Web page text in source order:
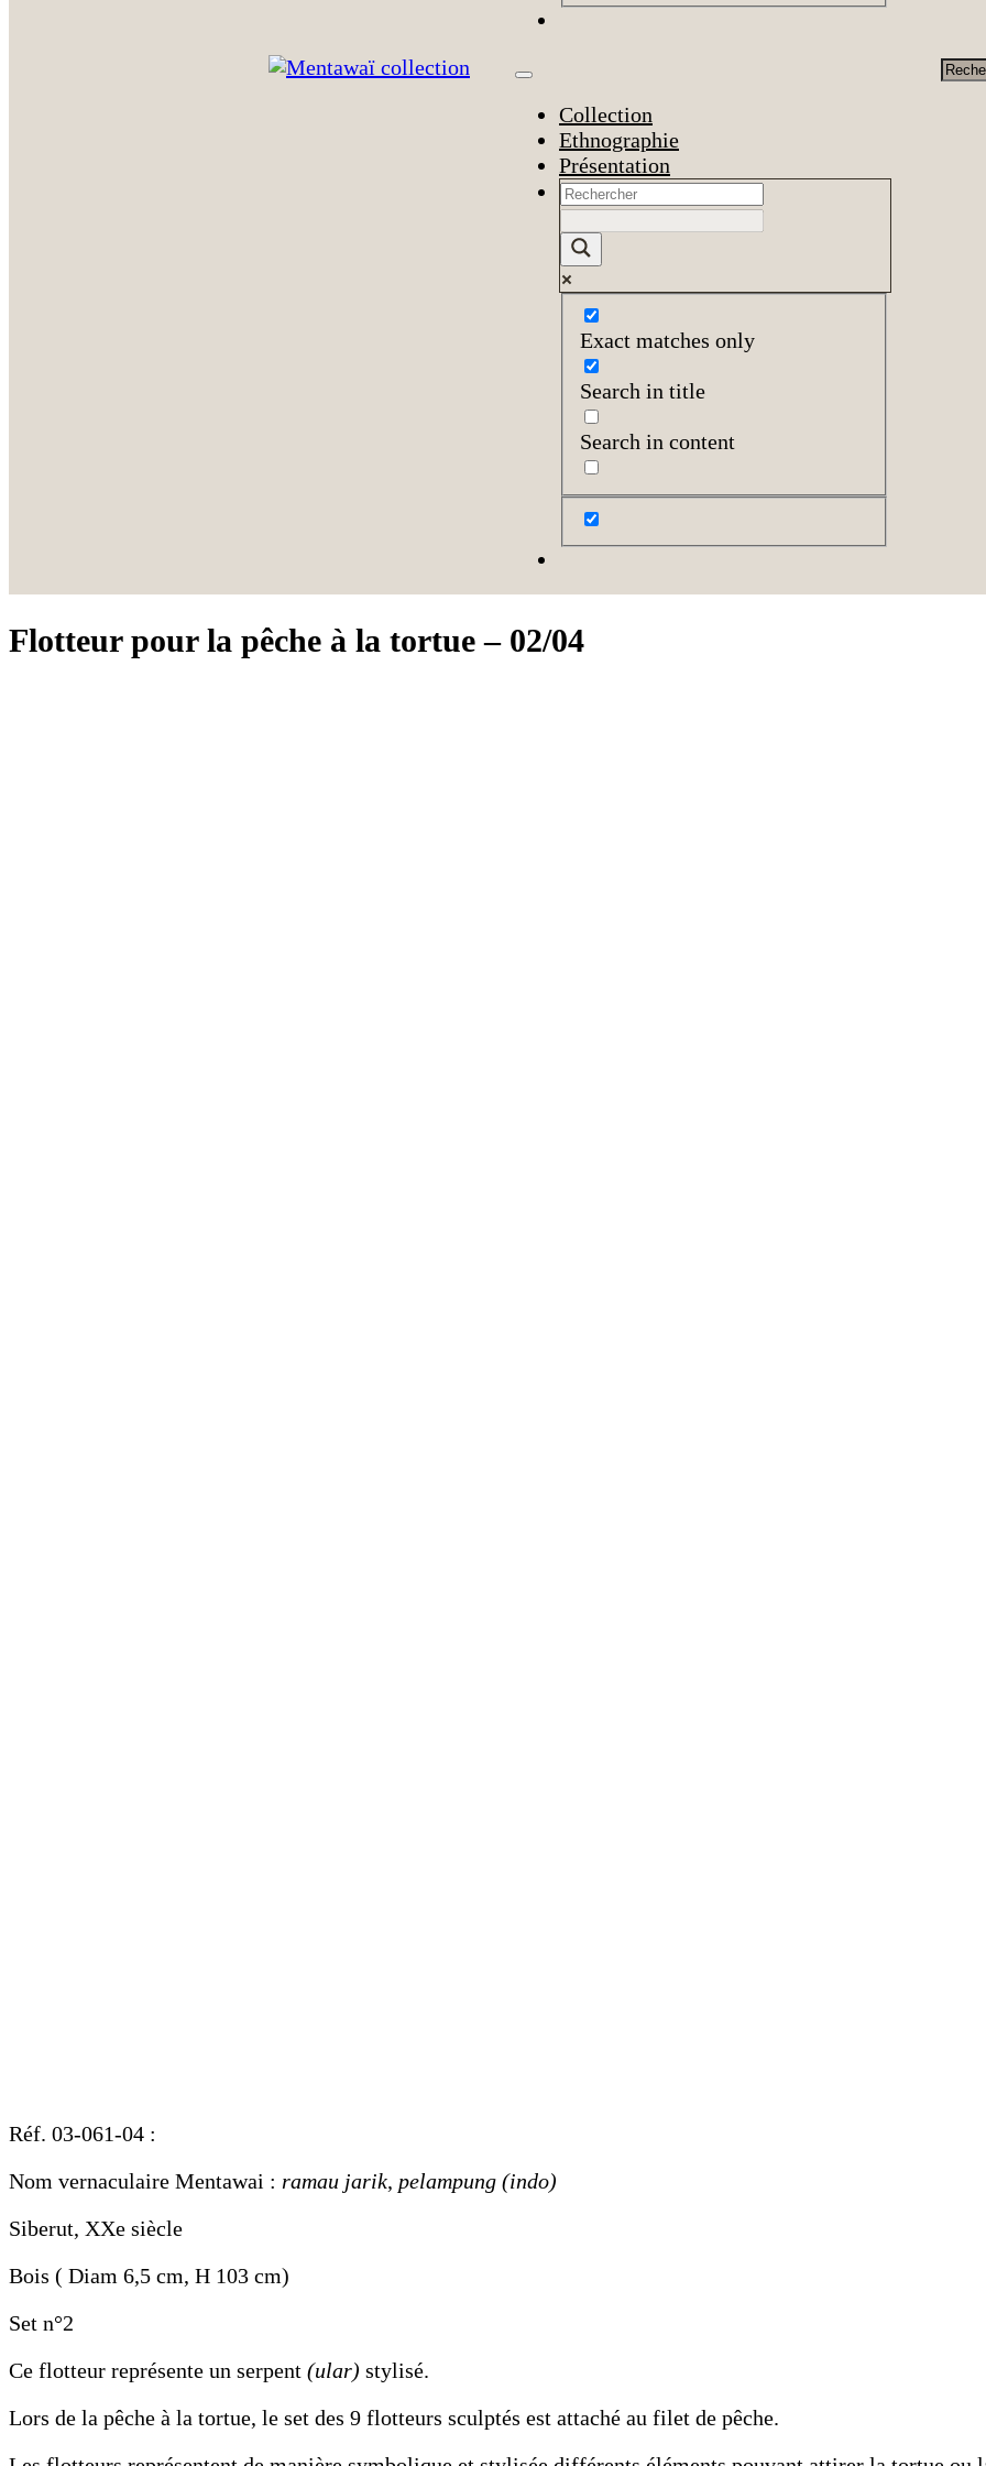
Collection
Ethnographie
Présentation
Exact matches only
Search in title
Search in content
Flotteur pour la pêche à la tortue – 02/04
Réf. 03-061-04 :
Nom vernaculaire Mentawai : ramau jarik, pelampung (indo)
Siberut, XXe siècle
Bois ( Diam 6,5 cm, H 103 cm)
Set n°2
Ce flotteur représente un serpent (ular) stylisé.
Lors de la pêche à la tortue, le set des 9 flotteurs sculptés est attaché au filet de pêche.